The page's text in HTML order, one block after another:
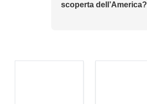
scoperta dell’America?